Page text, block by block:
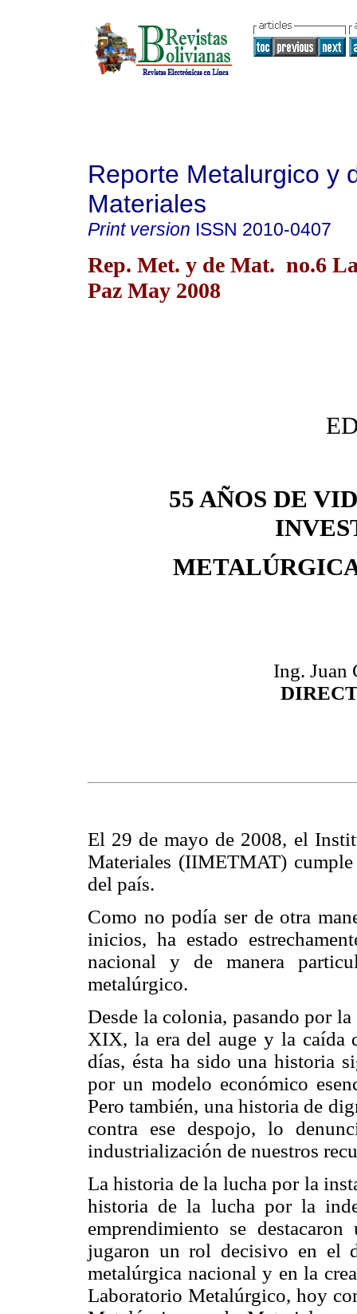
Reporte Metalurgico y
Materiales
Print version ISSN 2010-0407
Rep. Met. y de Mat. no.6
Paz May 2008
55 AÑOS DE
Ing. Juan
El 29 de mayo de 2008, el
Materiales (IIMETMAT)
del país.
Como no podía ser de otra
inicios, ha estado
nacional y de manera
metalúrgico.
Desde la colonia, pasando por
XIX, la era del auge y la caída
días, ésta ha sido una historia
por un modelo económico
Pero también, una historia de
contra ese despojo, lo
industrialización de nuestros
La historia de la lucha por la
historia de la lucha por la
emprendimiento se
jugaron un rol decisivo en el
metalúrgica nacional y en la
Laboratorio Metalúrgico, hoy